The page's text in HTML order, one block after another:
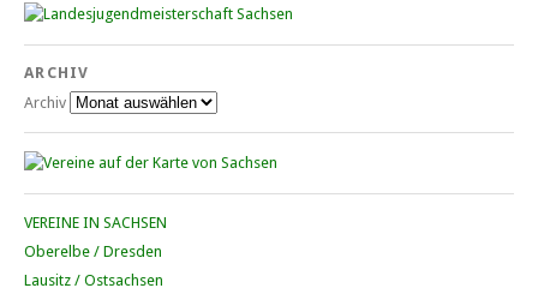
ARCHIV
Archiv
VEREINE IN SACHSEN
Oberelbe / Dresden
Lausitz / Ostsachsen